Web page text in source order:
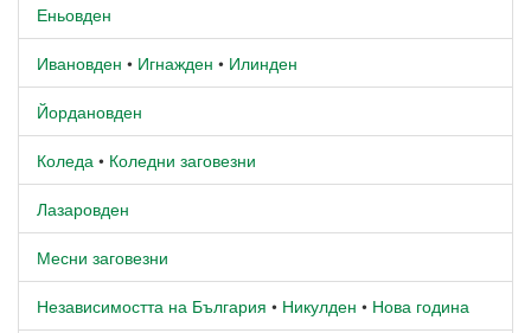
Еньовден
Ивановден • Игнажден • Илинден
Йордановден
Коледа • Коледни заговезни
Лазаровден
Месни заговезни
Независимостта на България • Никулден • Нова година